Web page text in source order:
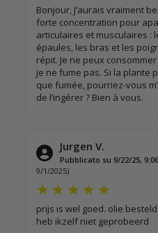
Bonjour, J’aurais vraiment
forte concentration pour
articulaires et musculaires :
épaules, les bras et les
répit. Je ne peux
je ne fume pas. Si la plante
que fumée, pourriez-vous
de l’ingérer ? Bien à vous.
Jurgen V.
Pubblicato su 9/22/25,
9/1/2025)
prijs is wel goed. olie
heb ikzelf niet geprobeerd